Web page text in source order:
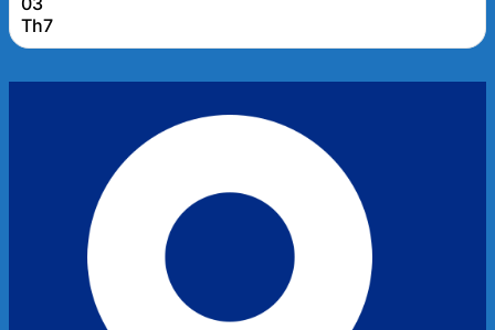
nghiệm thực tế hỗ trợ hơn 1.000 doanh nghiệp tại Đà
Nẵng và khu vực miền Trung. Miễn thuế TNDN 3 năm
Th7